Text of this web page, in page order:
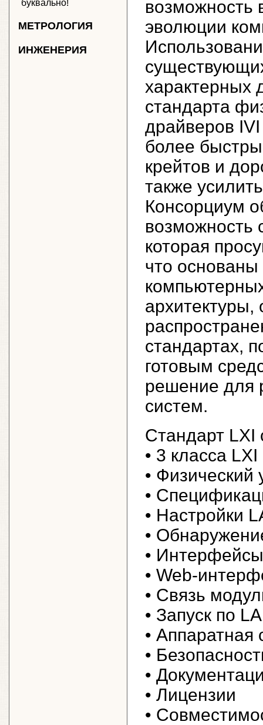
буквально!
МЕТРОЛОГИЯ
ИНЖЕНЕРИЯ
возможность
эволюции
характерных
стандарта
драйверов
более
крейтов и
также
Консорциум
возможность
которая
что
стандартах,
готовым
решение для
систем.
Стандарт LXI
• 3 класса
• Физический
•
• Настройки
•
•
• Web-
• Связь
• Запуск по
• Аппаратная
•
•
• Лицензии
•